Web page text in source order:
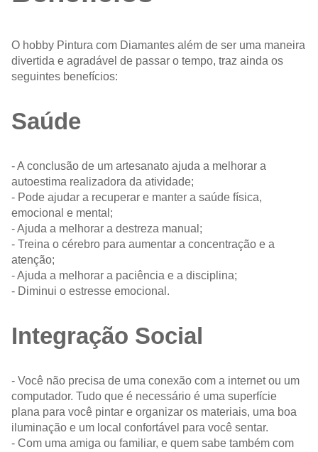
O hobby Pintura com Diamantes além de ser uma maneira
divertida e agradável de passar o tempo, traz ainda os
seguintes benefícios:
Saúde
- A conclusão de um artesanato ajuda a melhorar a
autoestima realizadora da atividade;
- Pode ajudar a recuperar e manter a saúde física,
emocional e mental;
- Ajuda a melhorar a destreza manual;
- Treina o cérebro para aumentar a concentração e a
atenção;
- Ajuda a melhorar a paciência e a disciplina;
- Diminui o estresse emocional.
Integração Social
- Você não precisa de uma conexão com a internet ou um
computador. Tudo que é necessário é uma superfície
plana para você pintar e organizar os materiais, uma boa
iluminação e um local confortável para você sentar.
- Com uma amiga ou familiar, e quem sabe também com